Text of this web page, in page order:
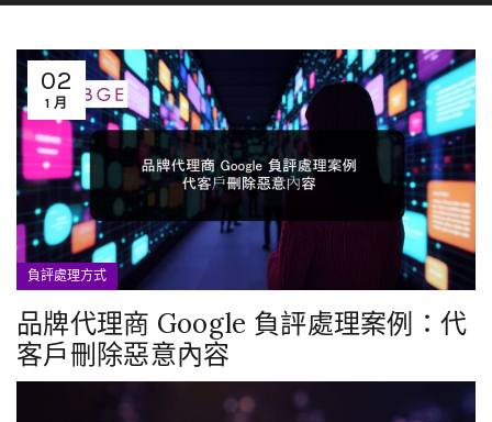
02
1 月
負評處理方式
品牌代理商 Google 負評處理案例：代
客戶刪除惡意內容